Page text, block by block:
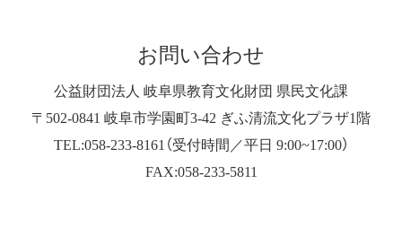
お問い合わせ
公益財団法人 岐阜県教育文化財団 県民文化課
〒502-0841 岐阜市学園町3-42 ぎふ清流文化プラザ1階
TEL:058-233-8161（受付時間／平日 9:00~17:00）
FAX:058-233-5811